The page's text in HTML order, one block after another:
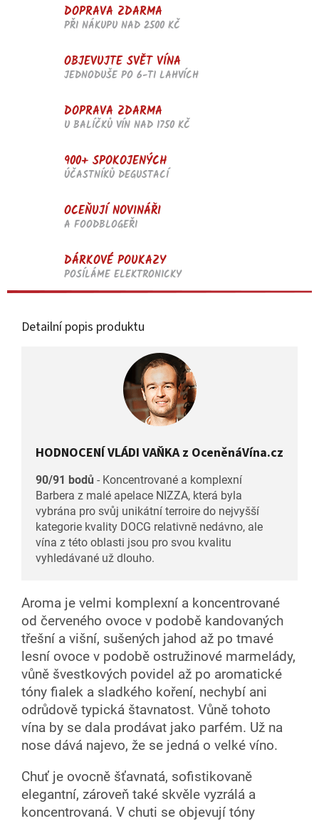
DOPRAVA ZDARMA
PŘI NÁKUPU NAD 2500 KČ
OBJEVUJTE SVĚT VÍNA
JEDNODUŠE PO 6-TI LAHVÍCH
DOPRAVA ZDARMA
U BALÍČKŮ VÍN NAD 1750 KČ
900+ SPOKOJENÝCH
ÚČASTNÍKŮ DEGUSTACÍ
OCEŇUJÍ NOVINÁŘI
A FOODBLOGEŘI
DÁRKOVÉ POUKAZY
POSÍLÁME ELEKTRONICKY
Detailní popis produktu
HODNOCENÍ VLÁDI VAŇKA z OceněnáVína.cz
90/91 bodů - Koncentrované a komplexní
Barbera z malé apelace NIZZA, která byla
vybrána pro svůj unikátní terroire do nejvyšší
kategorie kvality DOCG relativně nedávno, ale
vína z této oblasti jsou pro svou kvalitu
vyhledávané už dlouho.
Aroma je velmi komplexní a koncentrované
od červeného ovoce v podobě kandovaných
třešní a višní, sušených jahod až po tmavé
lesní ovoce v podobě ostružinové marmelády,
vůně švestkových povidel až po aromatické
tóny fialek a sladkého koření, nechybí ani
odrůdově typická štavnatost. Vůně tohoto
vína by se dala prodávat jako parfém. Už na
nose dává najevo, že se jedná o velké víno.
Chuť je ovocně šťavnatá, sofistikovaně
elegantní, zároveň také skvěle vyzrálá a
koncentrovaná. V chuti se objevují tóny